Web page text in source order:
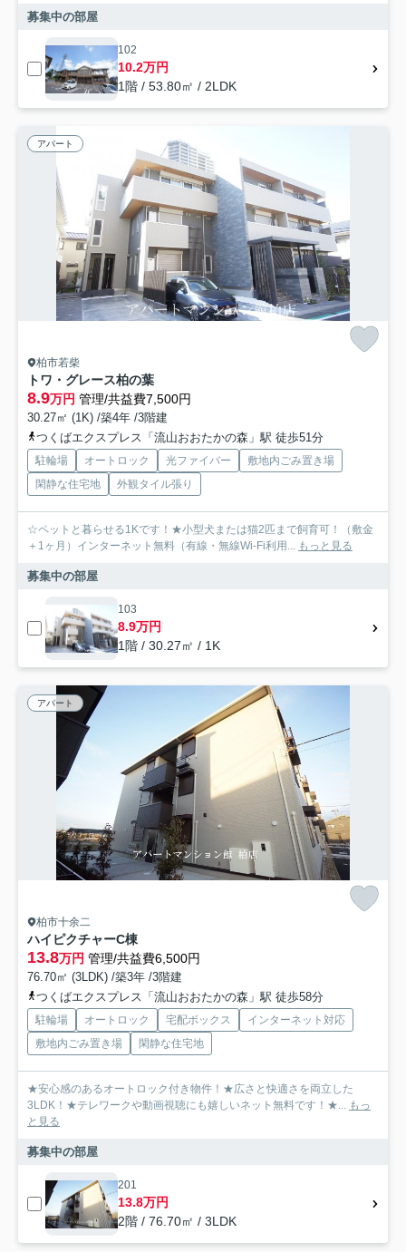
募集中の部屋
102
10.2万円
1階 / 53.80㎡ / 2LDK
アパート
柏市若柴
トワ・グレース柏の葉
8.9万円 管理/共益費7,500円
30.27㎡ (1K) /築4年 /3階建
つくばエクスプレス「流山おおたかの森」駅 徒歩51分
駐輪場 オートロック 光ファイバー
敷地内ごみ置き場
閑静な住宅地
外観タイル張り
☆ペットと暮らせる1Kです！★小型犬または猫2匹まで飼育可！（敷金
＋1ヶ月）インターネット無料（有線・無線Wi-Fi利用... もっと見る
募集中の部屋
103
8.9万円
1階 / 30.27㎡ / 1K
アパート
柏市十余二
ハイピクチャーC棟
13.8万円 管理/共益費6,500円
76.70㎡ (3LDK) /築3年 /3階建
つくばエクスプレス「流山おおたかの森」駅 徒歩58分
駐輪場 オートロック 宅配ボックス
インターネット対応
敷地内ごみ置き場
閑静な住宅地
★安心感のあるオートロック付き物件！★広さと快適さを両立した
3LDK！★テレワークや動画視聴にも嬉しいネット無料です！★... もっ
と見る
募集中の部屋
201
13.8万円
2階 / 76.70㎡ / 3LDK